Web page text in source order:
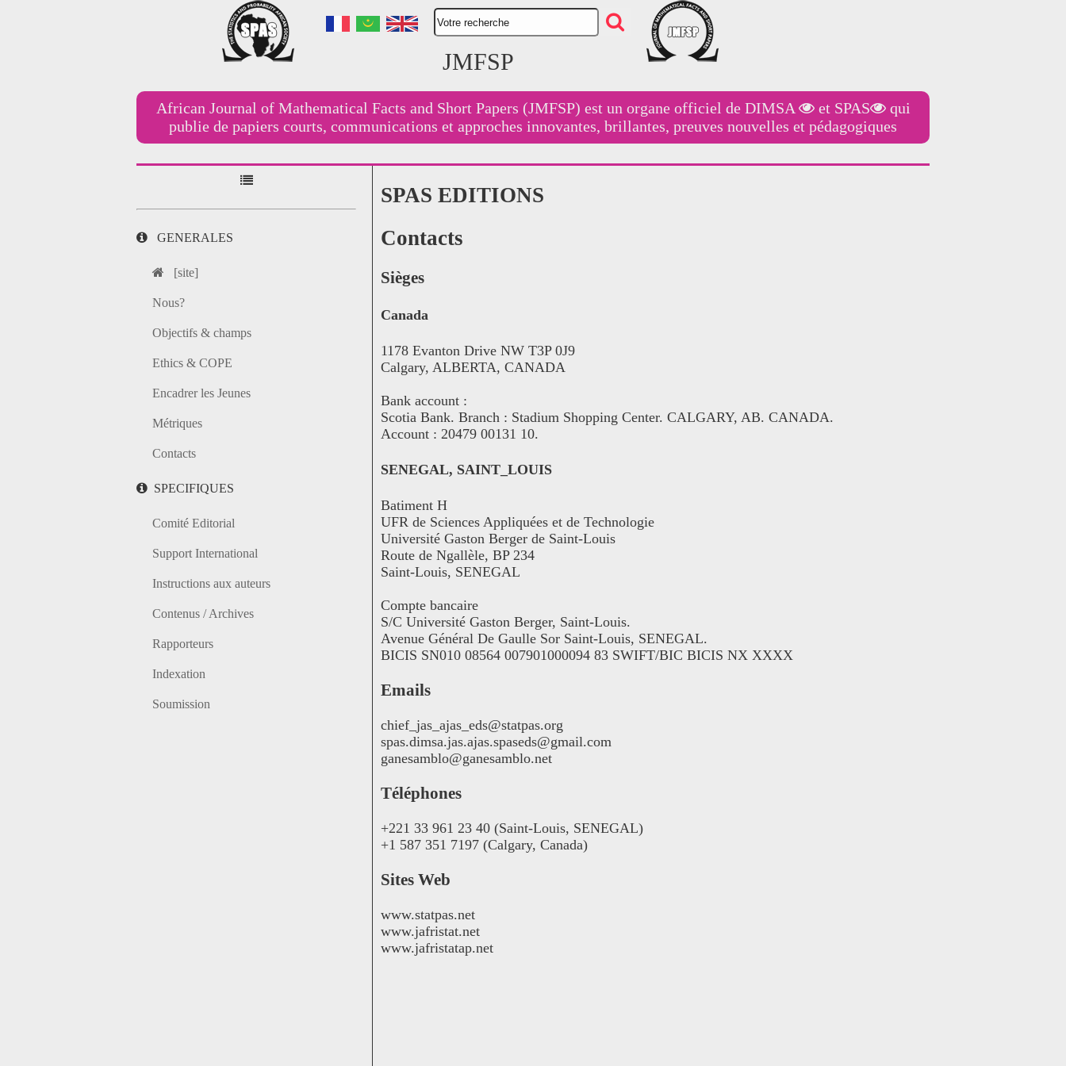
JMFSP
African Journal of Mathematical Facts and Short Papers (JMFSP) est un organe officiel de DIMSA et SPAS
qui
publie de papiers courts, communications et approches innovantes, brillantes, preuves nouvelles et pédagogiques
GENERALES
[site]
Nous?
Objectifs & champs
Ethics & COPE
Encadrer les Jeunes
Métriques
Contacts
SPECIFIQUES
Comité Editorial
Support International
Instructions aux auteurs
Contenus / Archives
Rapporteurs
Indexation
Soumission
SPAS EDITIONS
Contacts
Sièges
Canada
1178 Evanton Drive NW T3P 0J9
Calgary, ALBERTA, CANADA
Bank account :
Scotia Bank. Branch : Stadium Shopping Center. CALGARY, AB. CANADA.
Account : 20479 00131 10.
SENEGAL, SAINT_LOUIS
Batiment H
UFR de Sciences Appliquées et de Technologie
Université Gaston Berger de Saint-Louis
Route de Ngallèle, BP 234
Saint-Louis, SENEGAL
Compte bancaire
S/C Université Gaston Berger, Saint-Louis.
Avenue Général De Gaulle Sor Saint-Louis, SENEGAL.
BICIS SN010 08564 007901000094 83 SWIFT/BIC BICIS NX XXXX
Emails
chief_jas_ajas_eds@statpas.org
spas.dimsa.jas.ajas.spaseds@gmail.com
ganesamblo@ganesamblo.net
Téléphones
+221 33 961 23 40 (Saint-Louis, SENEGAL)
+1 587 351 7197 (Calgary, Canada)
Sites Web
www.statpas.net
www.jafristat.net
www.jafristatap.net